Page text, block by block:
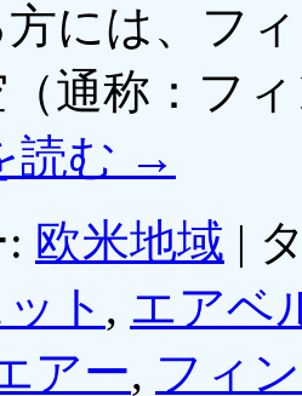
には、フ
通称：フ
読む →
欧米地域 |
ト , エアベ
アー, フィ